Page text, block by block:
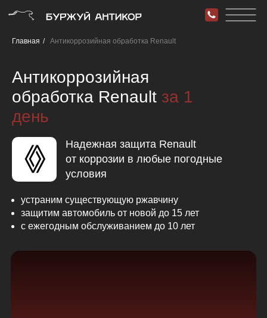
Главная / Антикоррозийная обработка Renault
Надежная защита Renault
от коррозии в любые погодные
условия
устраним существующую ржавчину
защитим автомобиль от новой до 15 лет
с ежегодным обслуживанием до 10 лет
Антикоррозийная
обработка Renault за 1
день